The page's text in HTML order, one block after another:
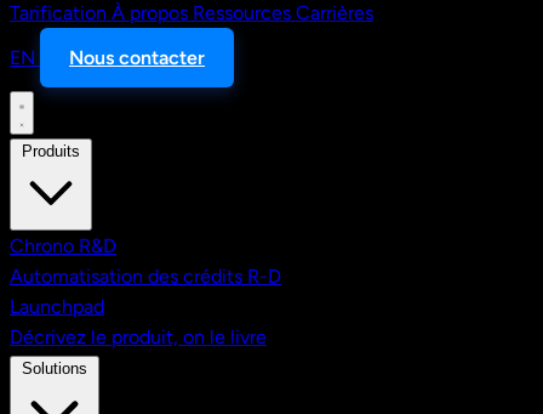
Tarification À propos Ressources Carrières
EN
Nous contacter
Chrono R&D
Automatisation des crédits R-D
Launchpad
Décrivez le produit, on le livre